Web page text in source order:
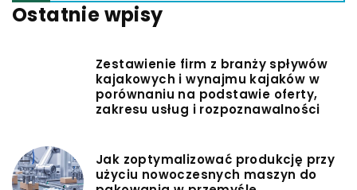
Ostatnie wpisy
Zestawienie firm z branży spływów
kajakowych i wynajmu kajaków w
porównaniu na podstawie oferty,
zakresu usług i rozpoznawalności
Jak zoptymalizować produkcję przy
użyciu nowoczesnych maszyn do